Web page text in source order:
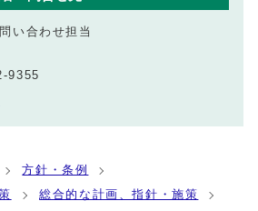
い合わせ担当
9355
方針・条例
総合的な計画、指針・施策